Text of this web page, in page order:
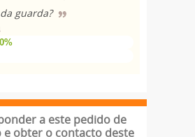
guarda?
0%
a este pedido de
e obter o contacto deste